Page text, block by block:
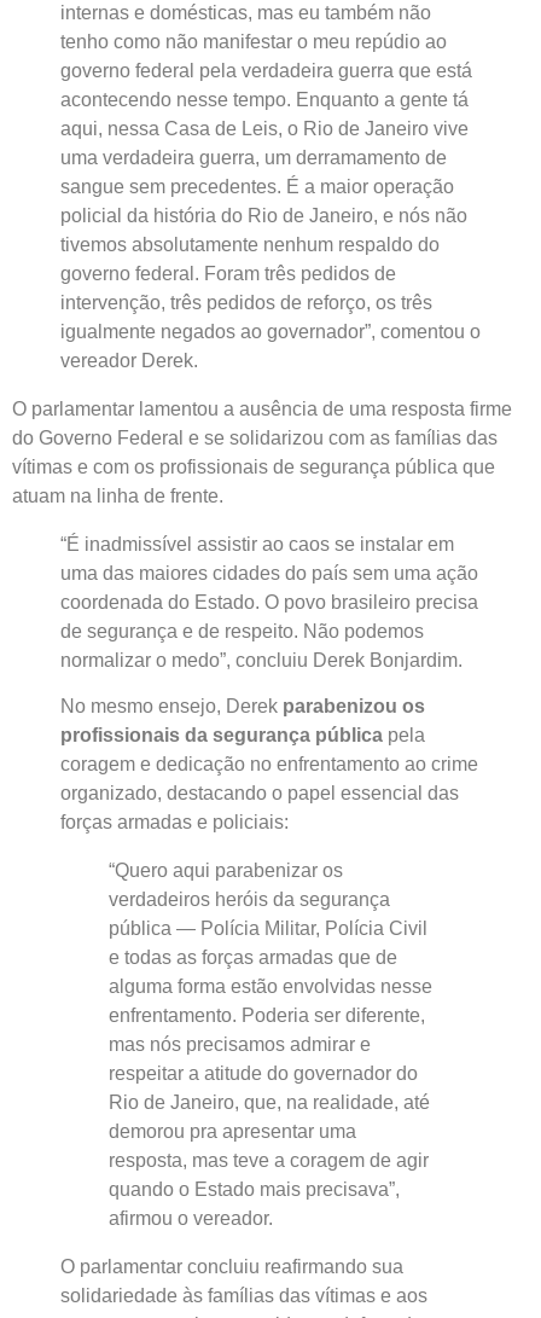
internas e domésticas, mas eu também não
tenho como não manifestar o meu repúdio ao
governo federal pela verdadeira guerra que está
acontecendo nesse tempo. Enquanto a gente tá
aqui, nessa Casa de Leis, o Rio de Janeiro vive
uma verdadeira guerra, um derramamento de
sangue sem precedentes. É a maior operação
policial da história do Rio de Janeiro, e nós não
tivemos absolutamente nenhum respaldo do
governo federal. Foram três pedidos de
intervenção, três pedidos de reforço, os três
igualmente negados ao governador”, comentou o
vereador Derek.
O parlamentar lamentou a ausência de uma resposta firme
do Governo Federal e se solidarizou com as famílias das
vítimas e com os profissionais de segurança pública que
atuam na linha de frente.
“É inadmissível assistir ao caos se instalar em
uma das maiores cidades do país sem uma ação
coordenada do Estado. O povo brasileiro precisa
de segurança e de respeito. Não podemos
normalizar o medo”, concluiu Derek Bonjardim.
No mesmo ensejo, Derek parabenizou os
profissionais da segurança pública pela
coragem e dedicação no enfrentamento ao crime
organizado, destacando o papel essencial das
forças armadas e policiais:
“Quero aqui parabenizar os
verdadeiros heróis da segurança
pública — Polícia Militar, Polícia Civil
e todas as forças armadas que de
alguma forma estão envolvidas nesse
enfrentamento. Poderia ser diferente,
mas nós precisamos admirar e
respeitar a atitude do governador do
Rio de Janeiro, que, na realidade, até
demorou pra apresentar uma
resposta, mas teve a coragem de agir
quando o Estado mais precisava”,
afirmou o vereador.
O parlamentar concluiu reafirmando sua
solidariedade às famílias das vítimas e aos